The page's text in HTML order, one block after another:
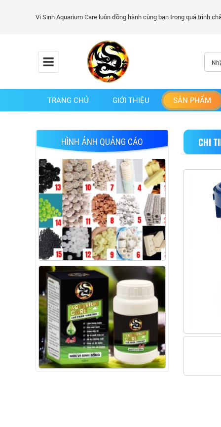
TRANG CHỦ GIỚI THIỆU SẢN PHẨM
HÌNH ẢNH QUẢNG CÁO CHI